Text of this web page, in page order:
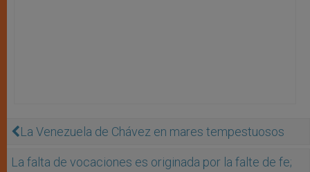
La Venezuela de Chávez en mares tempestuosos
La falta de vocaciones es originada por la falte de fe;